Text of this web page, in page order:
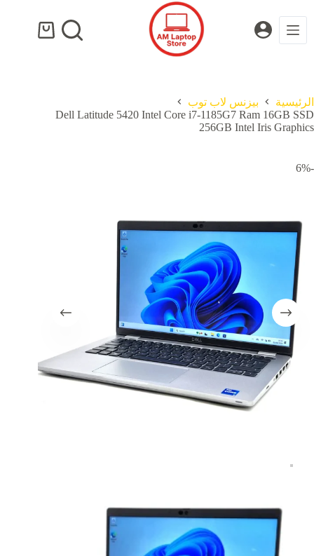
إلى
المحتوى
عربة
الرئيسية
بيزنس لاب توب
Dell Latitude 5420 Intel Core i7-1185G7 Ram 16GB SSD
256GB Intel Iris Graphics
-6%